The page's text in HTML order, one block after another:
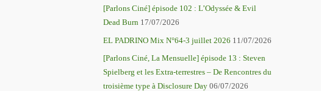
[Parlons Ciné] épisode 102 : L’Odyssée & Evil
Dead Burn 17/07/2026
EL PADRINO Mix N°64-3 juillet 2026 11/07/2026
[Parlons Ciné, La Mensuelle] épisode 13 : Steven
Spielberg et les Extra-terrestres – De Rencontres du
troisième type à Disclosure Day 06/07/2026